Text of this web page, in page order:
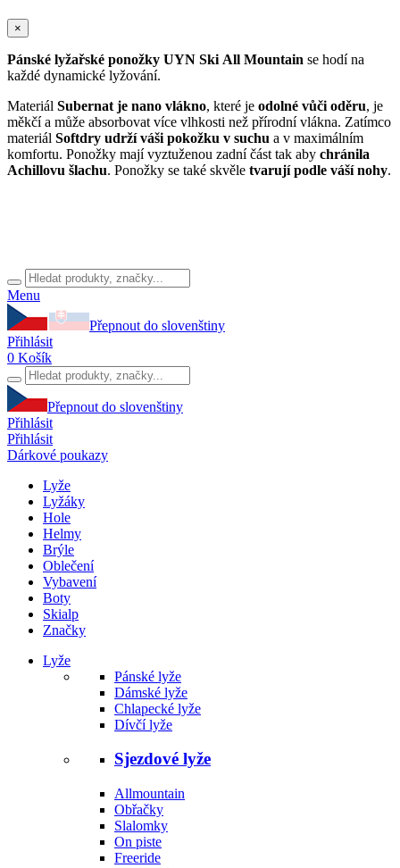
×
Pánské lyžařské ponožky UYN Ski All Mountain se hodí na
každé dynamické lyžování.
Materiál Subernat je nano vlákno, které je odolné vůči oděru, je
měkčí a může absorbovat více vlhkosti než přírodní vlákna. Zatímco
materiál Softdry udrží váši pokožku v suchu a v maximálním
komfortu. Ponožky mají vyztuženou zadní část tak aby chránila
Achillovu šlachu. Ponožky se také skvěle tvarují podle váší nohy.
Menu
Přepnout do slovenštiny
Přihlásit
0 Košík
Přepnout do slovenštiny
Přihlásit
Přihlásit
Dárkové poukazy
Lyže
Lyžáky
Hole
Helmy
Brýle
Oblečení
Vybavení
Boty
Skialp
Značky
Lyže
Pánské lyže
Dámské lyže
Chlapecké lyže
Dívčí lyže
Sjezdové lyže
Allmountain
Obřačky
Slalomky
On piste
Freeride